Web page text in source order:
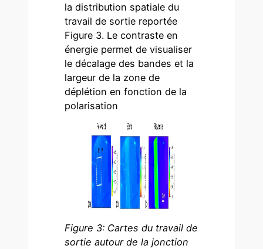
la distribution spatiale du
travail de sortie reportée
Figure 3. Le contraste en
énergie permet de visualiser
le décalage des bandes et la
largeur de la zone de
déplétion en fonction de la
polarisation
Figure 3: Cartes du travail de
sortie autour de la jonction